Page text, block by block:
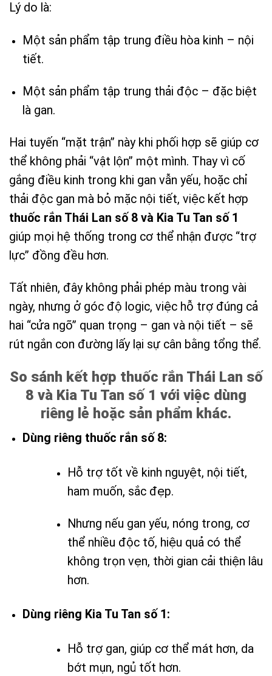
Lý do là:
Một sản phẩm tập trung điều hòa kinh – nội
tiết.
Một sản phẩm tập trung thải độc – đặc biệt
là gan.
Hai tuyến “mặt trận” này khi phối hợp sẽ giúp cơ
thể không phải “vật lộn” một mình. Thay vì cố
gắng điều kinh trong khi gan vẫn yếu, hoặc chỉ
thải độc gan mà bỏ mặc nội tiết, việc kết hợp
thuốc rắn Thái Lan số 8 và Kia Tu Tan số 1
giúp mọi hệ thống trong cơ thể nhận được “trợ
lực” đồng đều hơn.
Tất nhiên, đây không phải phép màu trong vài
ngày, nhưng ở góc độ logic, việc hỗ trợ đúng cả
hai “cửa ngõ” quan trọng – gan và nội tiết – sẽ
rút ngắn con đường lấy lại sự cân bằng tổng thể.
So sánh kết hợp thuốc rắn Thái Lan số
8 và Kia Tu Tan số 1 với việc dùng
riêng lẻ hoặc sản phẩm khác.
Dùng riêng thuốc rắn số 8:
Hỗ trợ tốt về kinh nguyệt, nội tiết,
ham muốn, sắc đẹp.
Nhưng nếu gan yếu, nóng trong, cơ
thể nhiều độc tố, hiệu quả có thể
không trọn vẹn, thời gian cải thiện lâu
hơn.
Dùng riêng Kia Tu Tan số 1:
Hỗ trợ gan, giúp cơ thể mát hơn, da
bớt mụn, ngủ tốt hơn.